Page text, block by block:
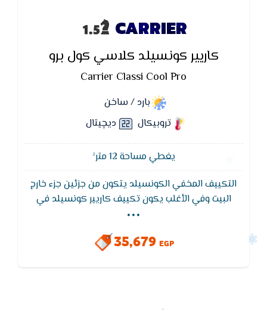
CARRIER
كاريير كونسيلد كلاسي كول برو
Carrier Classi Cool Pro
بارد / ساخن
تروبيكال
ديچيتال
يغطي مساحة 12 متر²
التكييف المخفي الكونسيلد يتكون من جزئين جزء خارج
البيت وفي الأغلب يكون تكييف كاريير كونسيلد في
السطح وجزء داخل البيت وهي مراوح الدفع وتكون في
التوزيع ويتم توصيلها بنقاط التوزيع عن طريق ( مجاري
...
35,679 EGP